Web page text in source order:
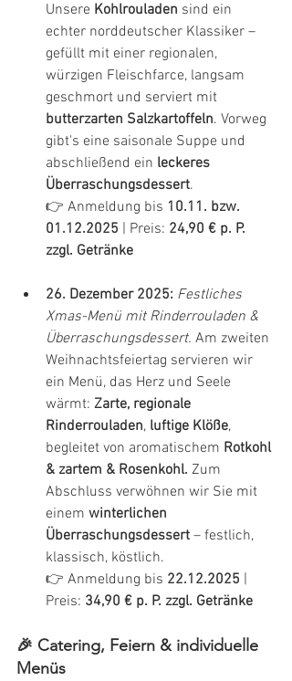
Unsere Kohlrouladen sind ein
echter norddeutscher Klassiker –
gefüllt mit einer regionalen,
würzigen Fleischfarce, langsam
geschmort und serviert mit
butterzarten Salzkartoffeln. Vorweg
gibt's eine saisonale Suppe und
abschließend ein leckeres
Überraschungsdessert.
👉 Anmeldung bis 10.11. bzw.
01.12.2025 | Preis: 24,90 € p. P.
zzgl. Getränke
26. Dezember 2025: Festliches
Xmas-Menü mit Rinderrouladen &
Überraschungsdessert. Am zweiten
Weihnachtsfeiertag servieren wir
ein Menü, das Herz und Seele
wärmt: Zarte, regionale
Rinderrouladen, luftige Klöße,
begleitet von aromatischem Rotkohl
& zartem & Rosenkohl. Zum
Abschluss verwöhnen wir Sie mit
einem winterlichen
Überraschungsdessert – festlich,
klassisch, köstlich.
👉 Anmeldung bis 22.12.2025 |
Preis: 34,90 € p. P. zzgl. Getränke
🎉 Catering, Feiern & individuelle
Menüs